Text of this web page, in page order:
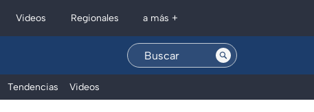
Videos Regionales a más +
Tendencias Videos